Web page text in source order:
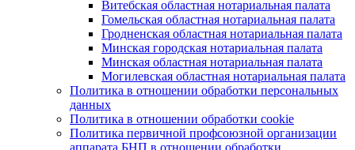
Витебская областная нотариальная палата
Гомельская областная нотариальная палата
Гродненская областная нотариальная палата
Минская городская нотариальная палата
Минская областная нотариальная палата
Могилевская областная нотариальная палата
Политика в отношении обработки персональных
данных
Политика в отношении обработки cookie
Политика первичной профсоюзной организации
аппарата БНП в отношении обработки